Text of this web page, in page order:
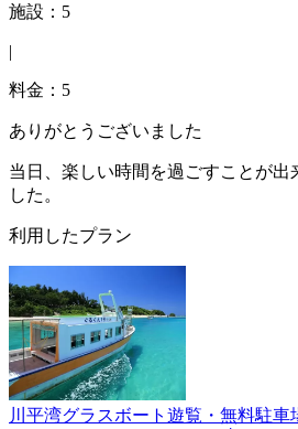
施設：5
|
料金：5
ありがとうございました
当日、楽しい時間を過ごすことが出
した。
利用したプラン
川平湾グラスボート遊覧・無料駐